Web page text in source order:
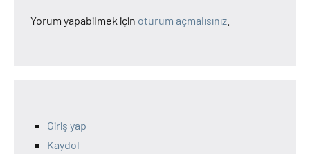
Yorum yapabilmek için oturum açmalısınız
Giriş yap
Kaydol